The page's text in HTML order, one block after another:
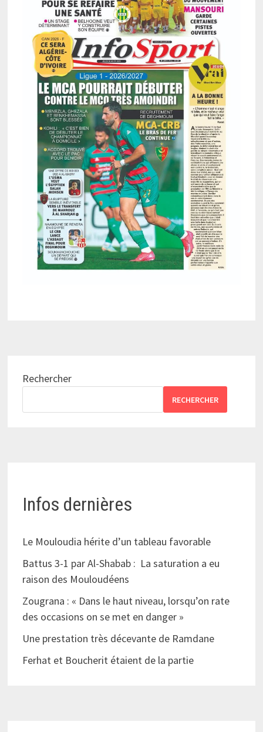
Rechercher
RECHERCHER
Infos dernières
Le Mouloudia hérite d’un tableau favorable
Battus 3-1 par Al-Shabab : La saturation a eu
raison des Mouloudéens
Zougrana : « Dans le haut niveau, lorsqu’on rate
des occasions on se met en danger »
Une prestation très décevante de Ramdane
Ferhat et Boucherit étaient de la partie